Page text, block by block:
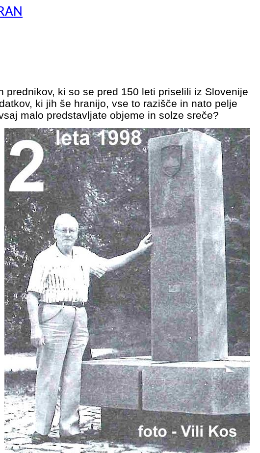
ki so se pred 150 leti priselili iz Slovenije
ki jih še hranijo, vse to razišče in nato pelje
malo predstavljate objeme in solze sreče?